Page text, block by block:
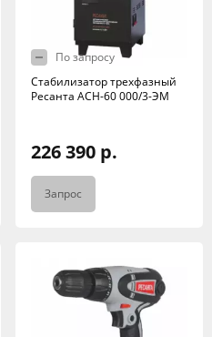
По запросу
Стабилизатор трехфазный
Ресанта АСН-60 000/3-ЭМ
226 390 р.
Запрос